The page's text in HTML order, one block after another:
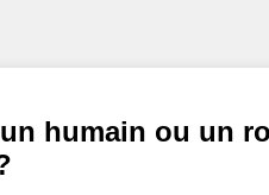
humain ou un